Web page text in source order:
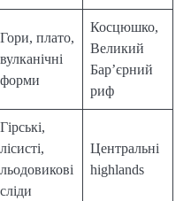
Гори, плато,
вулканічні
форми
Косцюшко,
Великий
Бар’єрний
риф
Гірські,
лісисті,
льодовикові
сліди
Центральні
highlands